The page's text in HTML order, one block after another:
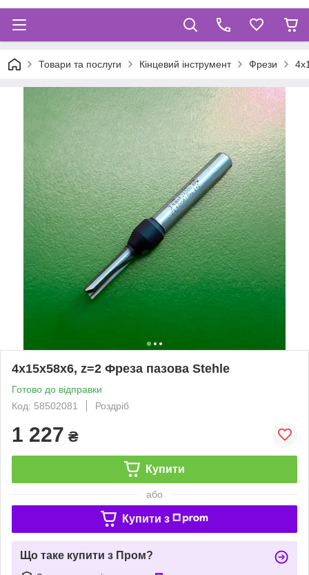
Товари та послуги Кінцевий інструмент Фрези
4х15х58х6, z=2 Фреза пазова Stehle
Готово до відправки
Код: 58502081
Роздріб
1 227 ₴
Купити
або
Купити з
Що таке купити з Пром?